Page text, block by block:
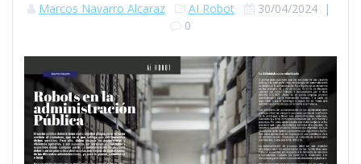
Marcos Navarro Alcaraz AI Robot 30/04/2024 |
0